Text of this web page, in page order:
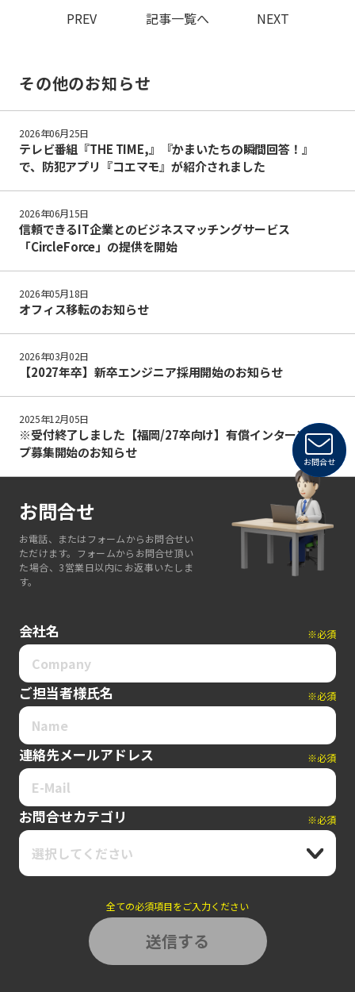
PREV 記事一覧へ NEXT
その他のお知らせ
テレビ番組『THE TIME,』『かまいたちの瞬間回答！』
で、防犯アプリ『コエマモ』が紹介されました
2026年06月25日
信頼できるIT企業とのビジネスマッチングサービス
「CircleForce」の提供を開始
2026年06月15日
オフィス移転のお知らせ
2026年05月18日
【2027年卒】新卒エンジニア採用開始のお知らせ
2026年03月02日
※受付終了しました【福岡/27卒向け】有償インターンシッ
プ募集開始のお知らせ
2025年12月05日
お問合せ
お問合せ
お電話、またはフォームからお問合せい
ただけます。フォームからお問合せ頂い
た場合、3営業日以内にお返事いたしま
す。
会社名 ※必須
ご担当者様氏名 ※必須
連絡先メールアドレス ※必須
お問合せカテゴリ ※必須
選択してください
全ての必須項目をご入力ください